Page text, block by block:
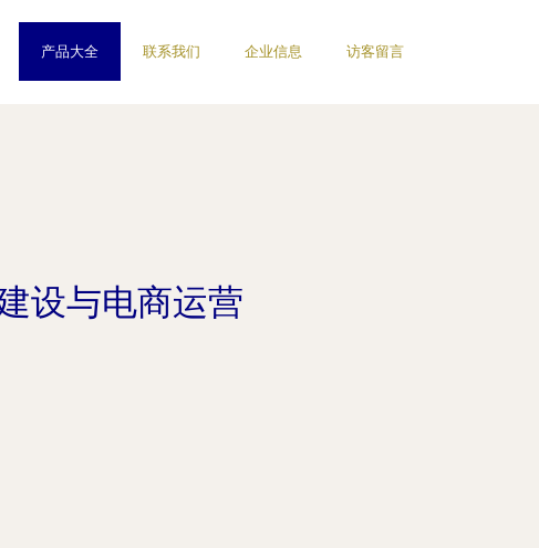
产品大全 联系我们 企业信息 访客留言
设与电商运营